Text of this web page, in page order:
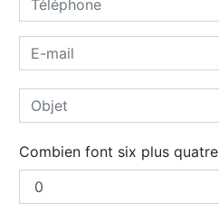
Combien font six plus quatre